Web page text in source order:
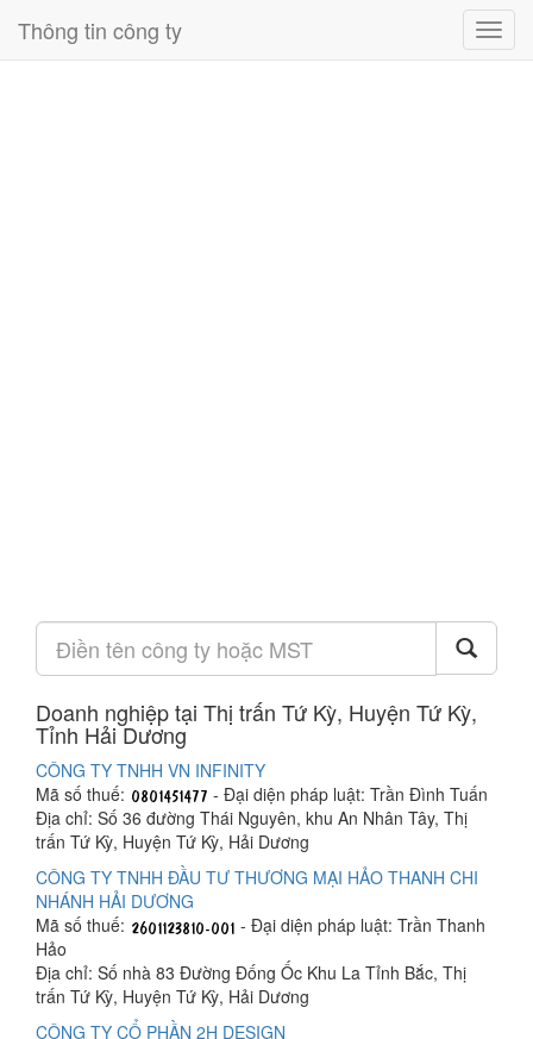
Thông tin công ty
Doanh nghiệp tại Thị trấn Tứ Kỳ, Huyện Tứ Kỳ,
Tỉnh Hải Dương
CÔNG TY TNHH VN INFINITY
Mã số thuế:
- Đại diện pháp luật: Trần Đình Tuấn
Địa chỉ: Số 36 đường Thái Nguyên, khu An Nhân Tây, Thị
trấn Tứ Kỳ, Huyện Tứ Kỳ, Hải Dương
CÔNG TY TNHH ĐẦU TƯ THƯƠNG MẠI HẢO THANH CHI
NHÁNH HẢI DƯƠNG
Mã số thuế:
- Đại diện pháp luật: Trần Thanh
Hảo
Địa chỉ: Số nhà 83 Đường Đống Ốc Khu La Tỉnh Bắc, Thị
trấn Tứ Kỳ, Huyện Tứ Kỳ, Hải Dương
CÔNG TY CỔ PHẦN 2H DESIGN